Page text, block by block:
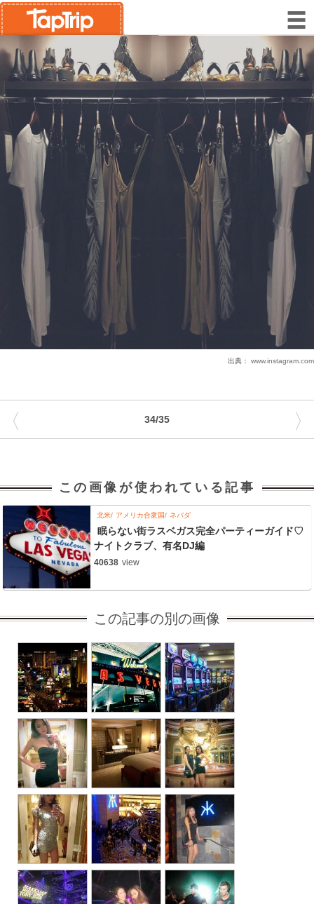
出典： www.instagram.com
34/35
〈 〉
この画像が使われている記事
北米 アメリカ合衆国 ネバダ
眠らない街ラスベガス完全パーティーガイド♡
ナイトクラブ、有名DJ編
40638 view
この記事の別の画像